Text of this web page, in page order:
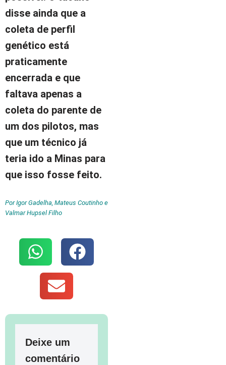
disse ainda que a
coleta de perfil
genético está
praticamente
encerrada e que
faltava apenas a
coleta do parente de
um dos pilotos, mas
que um técnico já
teria ido a Minas para
que isso fosse feito.
Por Igor Gadelha, Mateus Coutinho e
Valmar Hupsel Filho
Deixe um
comentário